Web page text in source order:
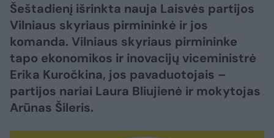
Šeštadienį išrinkta nauja Laisvės partijos
Vilniaus skyriaus pirmininkė ir jos
komanda. Vilniaus skyriaus pirmininke
tapo ekonomikos ir inovacijų viceministrė
Erika Kuročkina, jos pavaduotojais –
partijos nariai Laura Bliujienė ir mokytojas
Arūnas Šileris.